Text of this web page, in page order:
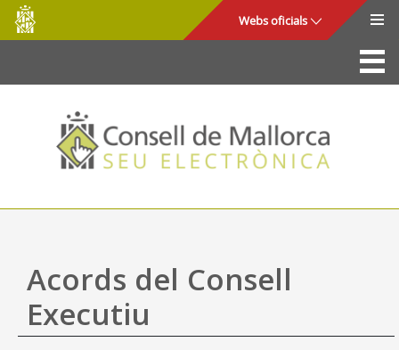
Salta al contingut principal
Consell
de
Mallorca
Webs oficials
La Seu
Consell de Mallorca
Accés i seguretat
Utilitats
Ajuda
Acords del Consell
Executiu